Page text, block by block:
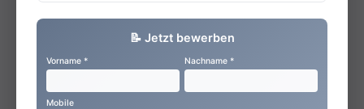
📝 Jetzt bewerben
Vorname * Nachname *
Mobile